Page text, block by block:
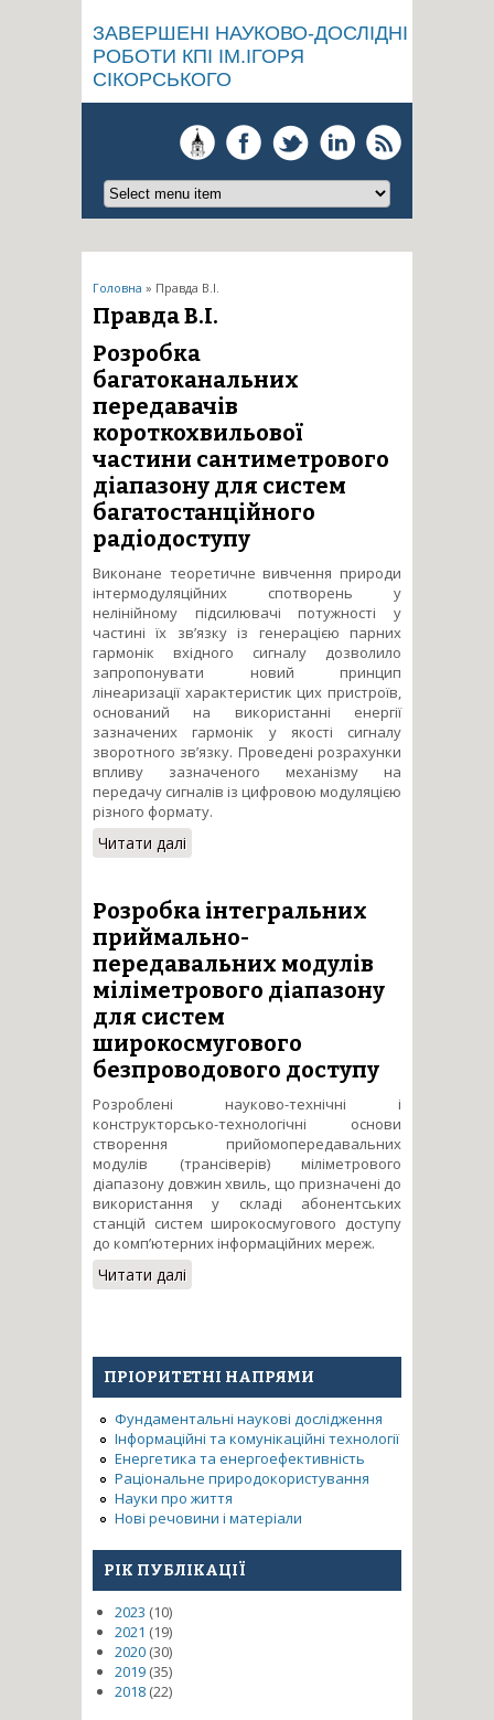
ЗАВЕРШЕНІ НАУКОВО-ДОСЛІДНІ
РОБОТИ КПІ ІМ.ІГОРЯ
СІКОРСЬКОГО
Ви є тут
Головна » Правда В.І.
Правда В.І.
Розробка
багатоканальних
передавачів
короткохвильової
частини сантиметрового
діапазону для систем
багатостанційного
радіодоступу
Виконане теоретичне вивчення природи
інтермодуляційних спотворень у
нелінійному підсилювачі потужності у
частині їх зв’язку із генерацією парних
гармонік вхідного сигналу дозволило
запропонувати новий принцип
лінеаризації характеристик цих пристроїв,
оснований на використанні енергії
зазначених гармонік у якості сигналу
зворотного зв’язку. Проведені розрахунки
впливу зазначеного механізму на
передачу сигналів із цифровою модуляцією
різного формату.
Читати далі
багатоканальних передавачів
сантиметрового діапазону
для систем
багатостанційного
радіодоступу
Розробка інтегральних
приймально-
передавальних модулів
міліметрового діапазону
для систем
широкосмугового
безпроводового доступу
Розроблені науково-технічні і
конструкторсько-технологічні основи
створення прийомопередавальних
модулів (трансіверів) міліметрового
діапазону довжин хвиль, що призначені до
використання у складі абонентських
станцій систем широкосмугового доступу
до комп’ютерних інформаційних мереж.
Читати далі
приймально-передавальних
широкосмугового
безпроводового доступу
ПРІОРИТЕТНІ НАПРЯМИ
Фундаментальні наукові дослідження
Інформаційні та комунікаційні технології
Енергетика та енергоефективність
Раціональне природокористування
Науки про життя
Нові речовини і матеріали
РІК ПУБЛІКАЦІЇ
2023 (10)
2021 (19)
2020 (30)
2019 (35)
2018 (22)